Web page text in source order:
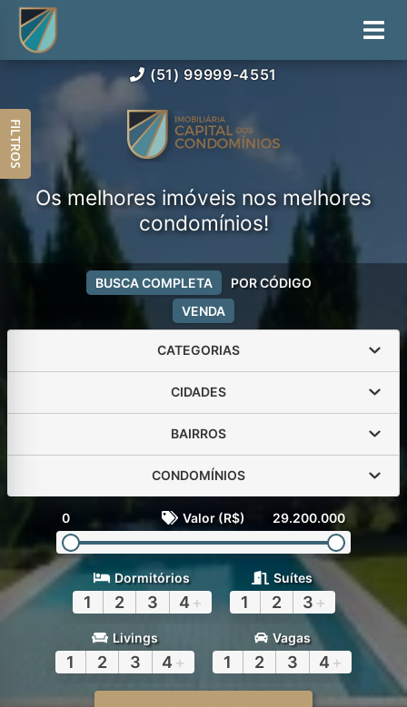
(51) 99999-4551
Os melhores imóveis nos melhores
condomínios!
VENDA
BUSCA COMPLETA POR CÓDIGO
CATEGORIAS
CIDADES
BAIRROS
CONDOMÍNIOS
0 Valor (R$) 29.200.000
Dormitórios
1 2 3 4 +
Suítes
1 2 3 +
Livings
1 2 3 4 +
Vagas
1 2 3 4 +
FILTROS